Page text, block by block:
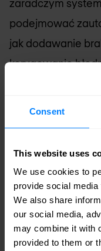
Consent
This website uses
We use cookies to
provide social
We also share
our social media,
may combine it with
provided to them or
zaradczym
podejmować
jak dodawanie
korygowanie